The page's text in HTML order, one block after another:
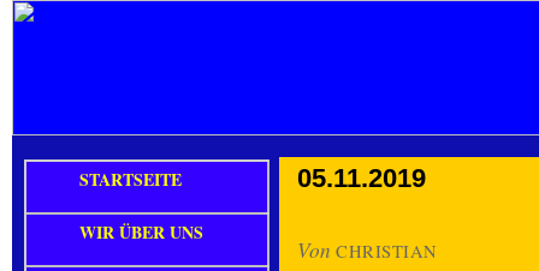
05.11.2019
Von CHRISTIAN
STARTSEITE
WIR ÜBER UNS